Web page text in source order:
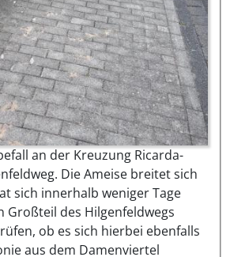
an der Kreuzung Ricarda-
Die Ameise breitet sich
sich innerhalb weniger Tage
Großteil des Hilgenfeldwegs
ob es sich hierbei ebenfalls
aus dem Damenviertel